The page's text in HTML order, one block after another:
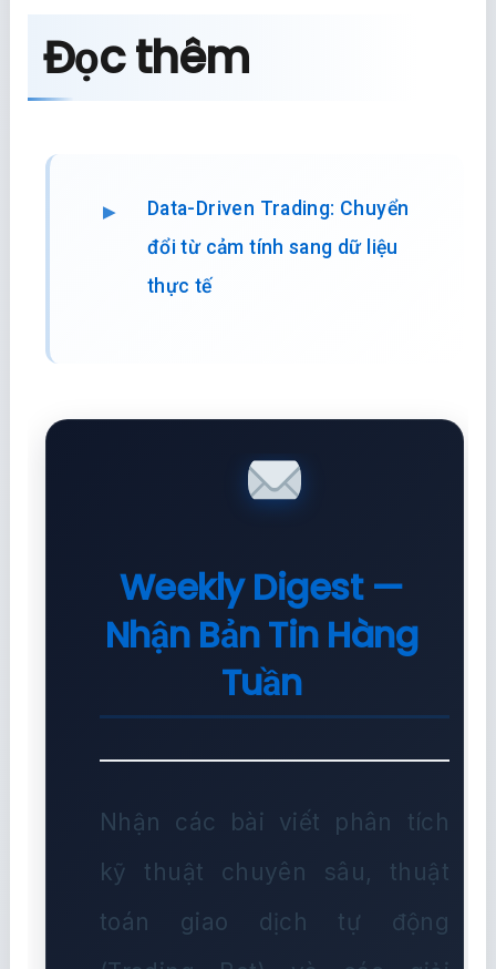
Đọc thêm
Data-Driven Trading: Chuyển
đổi từ cảm tính sang dữ liệu
thực tế
Weekly Digest —
Nhận Bản Tin Hàng
Tuần
Nhận các bài viết phân tích
kỹ thuật chuyên sâu, thuật
toán giao dịch tự động